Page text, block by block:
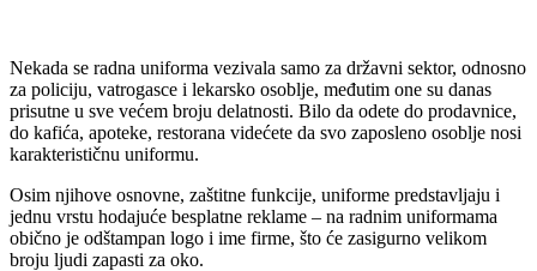
Nekada se radna uniforma vezivala samo za državni sektor, odnosno
za policiju, vatrogasce i lekarsko osoblje, međutim one su danas
prisutne u sve većem broju delatnosti. Bilo da odete do prodavnice,
do kafića, apoteke, restorana videćete da svo zaposleno osoblje nosi
karakterističnu uniformu.
Osim njihove osnovne, zaštitne funkcije, uniforme predstavljaju i
jednu vrstu hodajuće besplatne reklame – na radnim uniformama
obično je odštampan logo i ime firme, što će zasigurno velikom
broju ljudi zapasti za oko.